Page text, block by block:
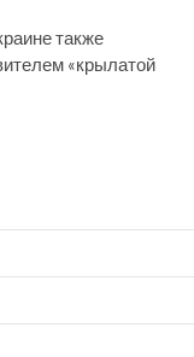
также
«крылатой